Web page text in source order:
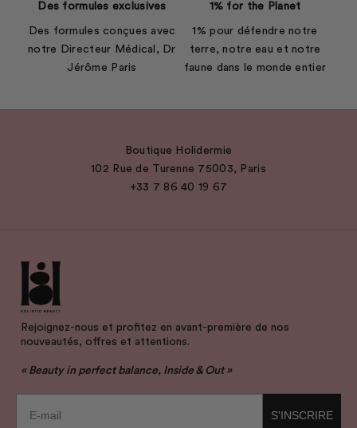
Des formules exclusives
Des formules conçues avec
notre Directeur Médical, Dr
Jérôme Paris
1% for the Planet
1% pour défendre notre
terre, notre eau et notre
faune dans le monde entier
Boutique Holidermie
102 Rue de Turenne 75003, Paris
+33 7 86 40 19 67
Rejoignez-nous et profitez en avant-première de nos
nouveautés, offres et attentions.
« Beauty in perfect balance, Inside & Out »
S'INSCRIRE